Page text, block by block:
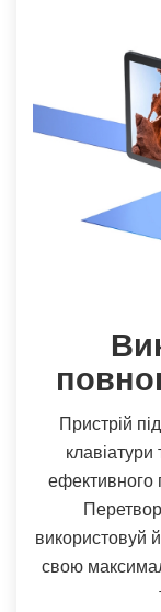
Пристрiй
ефективного
використовуй
свою